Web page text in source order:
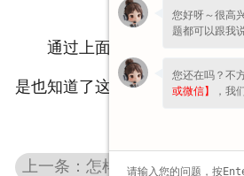
通过上面对
是也知道了这个设备出现损坏的
上一条：怎样选择安徽钢丝绳
您好呀～很高
题都可以跟我
您还在吗？不
或微信】
，我